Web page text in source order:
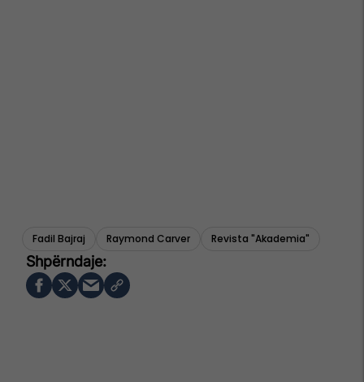
Fadil Bajraj Raymond Carver Revista "akademia"